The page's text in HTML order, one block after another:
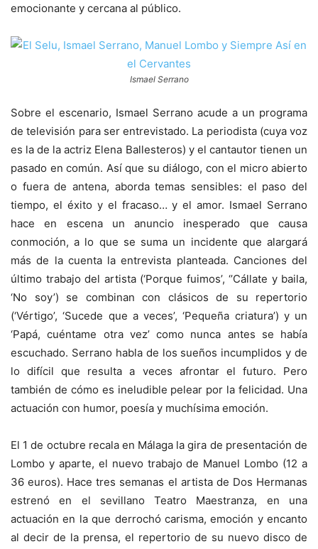
emocionante y cercana al público.
Ismael Serrano
Sobre el escenario, Ismael Serrano acude a un programa
de televisión para ser entrevistado. La periodista (cuya voz
es la de la actriz Elena Ballesteros) y el cantautor tienen un
pasado en común. Así que su diálogo, con el micro abierto
o fuera de antena, aborda temas sensibles: el paso del
tiempo, el éxito y el fracaso… y el amor. Ismael Serrano
hace en escena un anuncio inesperado que causa
conmoción, a lo que se suma un incidente que alargará
más de la cuenta la entrevista planteada. Canciones del
último trabajo del artista (‘Porque fuimos’, ‘’Cállate y baila,
‘No soy’) se combinan con clásicos de su repertorio
(‘Vértigo’, ‘Sucede que a veces’, ‘Pequeña criatura’) y un
‘Papá, cuéntame otra vez’ como nunca antes se había
escuchado. Serrano habla de los sueños incumplidos y de
lo difícil que resulta a veces afrontar el futuro. Pero
también de cómo es ineludible pelear por la felicidad. Una
actuación con humor, poesía y muchísima emoción.
El 1 de octubre recala en Málaga la gira de presentación de
Lombo y aparte, el nuevo trabajo de Manuel Lombo (12 a
36 euros). Hace tres semanas el artista de Dos Hermanas
estrenó en el sevillano Teatro Maestranza, en una
actuación en la que derrochó carisma, emoción y encanto
al decir de la prensa, el repertorio de su nuevo disco de